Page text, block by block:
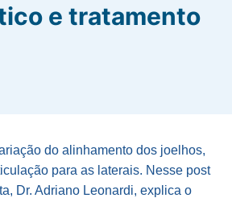
e tratamento
do alinhamento dos joelhos,
para as laterais. Nesse post
Dr. Adriano Leonardi, explica o